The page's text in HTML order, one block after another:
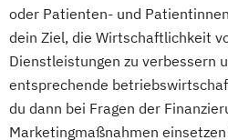
oder Patienten- und
dein Ziel, die Wirtschaftlichkeit
Dienstleistungen zu verbessern
entsprechende
du dann bei Fragen der
Marketingmaßnahmen